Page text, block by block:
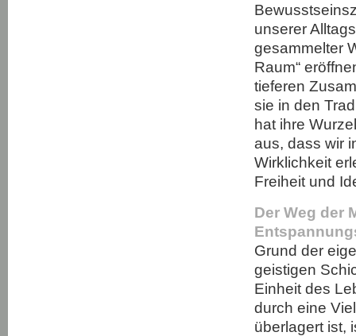
unserer
gesammelter
Raum“
tieferen
sie in den
hat ihre
aus, dass wir
Wirklichkeit
Freiheit und
Der Weg der
Grund der
geistigen
Einheit des
durch eine
überlagert ist,